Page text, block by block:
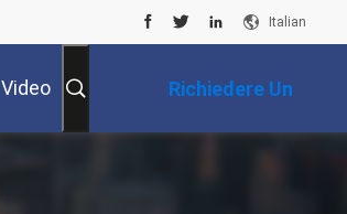
Italian
Video Richiedere Un
Preventivo